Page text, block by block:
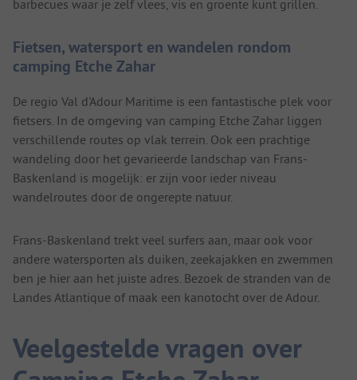
barbecues waar je zelf vlees, vis en groente kunt grillen.
Fietsen, watersport en wandelen rondom
camping Etche Zahar
De regio Val d'Adour Maritime is een fantastische plek voor
fietsers. In de omgeving van camping Etche Zahar liggen
verschillende routes op vlak terrein. Ook een prachtige
wandeling door het gevarieerde landschap van Frans-
Baskenland is mogelijk: er zijn voor ieder niveau
wandelroutes door de ongerepte natuur.
Frans-Baskenland trekt veel surfers aan, maar ook voor
andere watersporten als duiken, zeekajakken en zwemmen
ben je hier aan het juiste adres. Bezoek de stranden van de
Landes Atlantique of maak een kanotocht over de Adour.
Veelgestelde vragen over